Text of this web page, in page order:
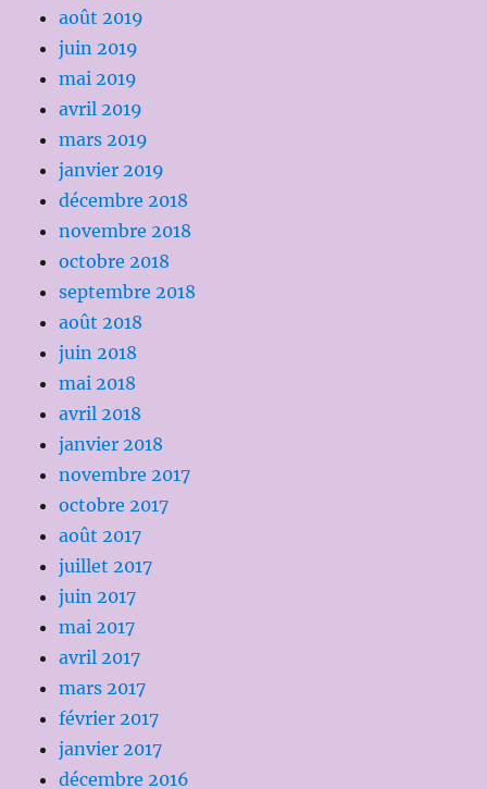
août 2019
juin 2019
mai 2019
avril 2019
mars 2019
janvier 2019
décembre 2018
novembre 2018
octobre 2018
septembre 2018
août 2018
juin 2018
mai 2018
avril 2018
janvier 2018
novembre 2017
octobre 2017
août 2017
juillet 2017
juin 2017
mai 2017
avril 2017
mars 2017
février 2017
janvier 2017
décembre 2016